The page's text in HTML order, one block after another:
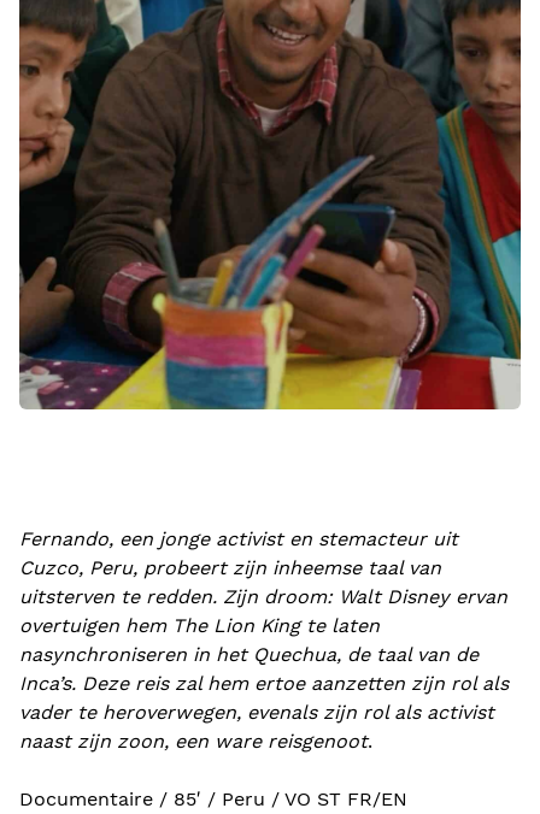
Fernando, een jonge activist en stemacteur uit
Cuzco, Peru, probeert zijn inheemse taal van
uitsterven te redden. Zijn droom: Walt Disney ervan
overtuigen hem The Lion King te laten
nasynchroniseren in het Quechua, de taal van de
Inca’s. Deze reis zal hem ertoe aanzetten zijn rol als
vader te heroverwegen, evenals zijn rol als activist
naast zijn zoon, een ware reisgenoot.
Documentaire / 85′ / Peru / VO ST FR/EN